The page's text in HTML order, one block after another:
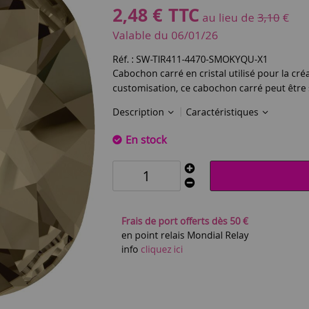
2,48 € TTC au lieu de 3,10€
Valable du 06/01/26
Réf. : SW-TIR411-4470-SMOKYQU-X1
Cabochon carré en cristal utilisé pour la
customisation, ce cabochon carré peut
Description
Caractéristiques
En stock
Frais de port offerts dès 50 €
en point relais Mondial Relay
info cliquez ici